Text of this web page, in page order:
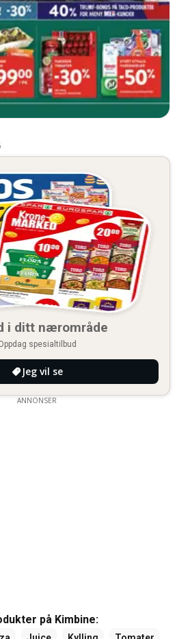
i ditt nærområde
spesialtilbud
Jeg vil se
ANNONSER
på Kimbine: